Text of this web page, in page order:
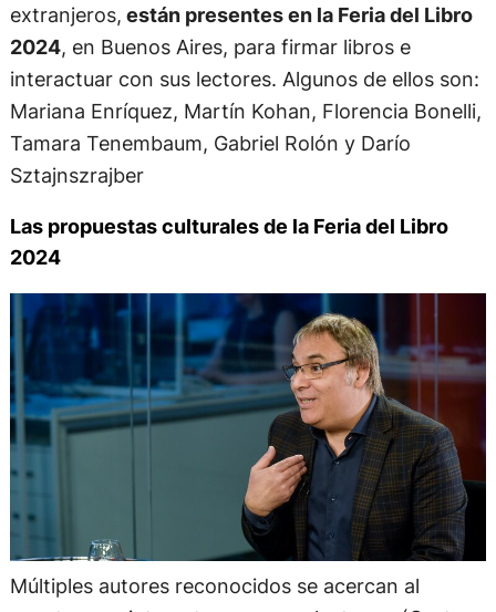
extranjeros, están presentes en la Feria del Libro
2024, en Buenos Aires, para firmar libros e
interactuar con sus lectores. Algunos de ellos son:
Mariana Enríquez, Martín Kohan, Florencia Bonelli,
Tamara Tenembaum, Gabriel Rolón y Darío
Sztajnszrajber
Las propuestas culturales de la Feria del Libro
2024
Múltiples autores reconocidos se acercan al